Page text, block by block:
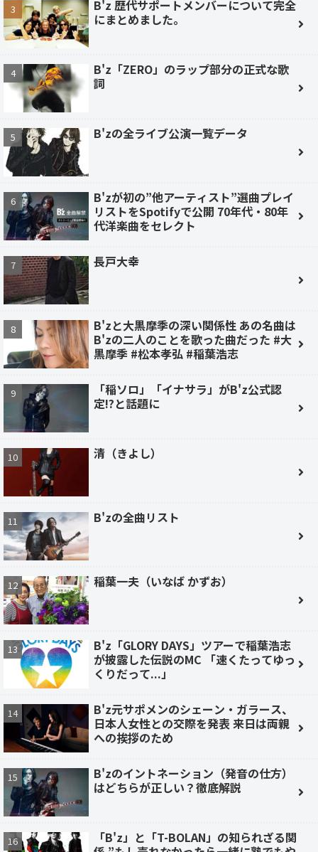
B'z 歴代サポートメンバーについて完全
にまとめました。
B'z「ZERO」のラップ部分の正式な歌
詞
B'zの全ライブ公演一覧データ
B'zが初の”他アーティスト”選曲プレイ
リストをSpotifyで公開 70年代・80年
代洋楽曲をセレクト
長戸大幸
B'zと大黒摩季の深い関係性 あの名曲は
B'zの二人のことを歌った曲だった #大
黒摩季 #松本孝弘 #稲葉浩志
「稲ソロ」「イナサラ」がB'z公式認
定!?と話題に
清（きよし）
B'zの全曲リスト
稲葉一夫（いなば かずお）
B'z「GLORY DAYS」ツアーで稲葉浩志
が披露した伝説のMC 「速くたってゆっ
くりだって...」
B'z元サポメンのシェーン・ガラース、
日本人女性との交際を発表 来日は両親
への挨拶のため
B'zのイントネーション（発音の仕方）
はどちらが正しい？徹底解説
「B'z」と「T-BOLAN」の知られざる関